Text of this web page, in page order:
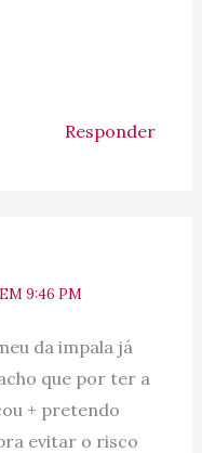
Responder
9:46 PM
da impala já
que por ter a
+ pretendo
evitar o risco